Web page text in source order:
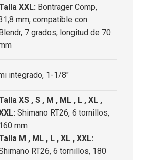
XXL: Bontrager Comp,
mm, compatible con
Blendr, 7 grados, longitud de 70
integrado, 1-1/8"
XS , S , M , ML , L , XL ,
Shimano RT26, 6 tornillos,
mm
M , ML , L , XL , XXL:
RT26, 6 tornillos, 180